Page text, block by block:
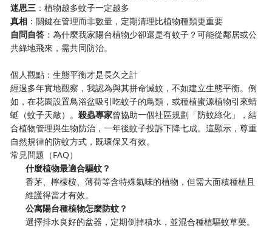
​迷思三​ ​：植物越多蚊子一定越多
​真相​ ​：關鍵在管理而非數量，定期清理比植物種類更重要
​自問自答​ ​：為什麼我家陽台植物少卻還是有蚊子？可能從鄰居或公
共綠地飛來，需共同防治。
個人觀點：生態平衡才是長久之計
經過多年實地觀察，我認為與其拼命滅蚊，不如建立生態平衡。例
如，在花園設置鳥浴盆吸引吃蚊子的鳥類，或種植蜜源植物引來蜻
蜓（蚊子天敵）。​​殺蟲專家​​曾協助一個社區規劃「防蚊綠化」，結
合植物管理與生物防治，一年後蚊子投訴下降七成。這顯示，尊重
自然規律的防蚊方式，既環保又有效。
常見問題（FAQ）
​什麼植物最適合驅蚊？​
香茅、檸檬桉、薄荷等含特殊氣味的植物，但需大面積種植且
維護得當才有效。
​公寓陽台種植物怎麼防蚊？​
選擇排水良好的盆器，定期倒掉積水，並混合種植驅蚊草藥。